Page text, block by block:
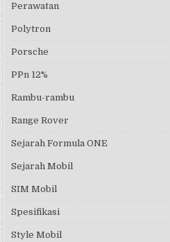
Perawatan
Polytron
Porsche
PPn 12%
Rambu-rambu
Range Rover
Sejarah Formula ONE
Sejarah Mobil
SIM Mobil
Spesifikasi
Style Mobil